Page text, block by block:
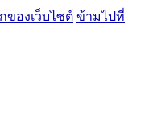
ของเว็บไซต์ ข้ามไปที่